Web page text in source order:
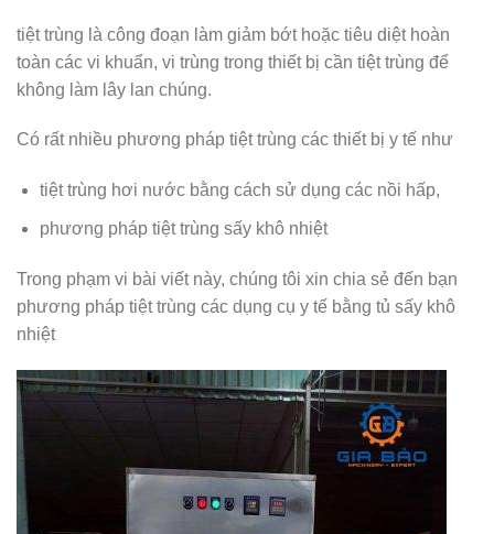
tiệt trùng là công đoạn làm giảm bớt hoặc tiêu diệt hoàn
toàn các vi khuẩn, vi trùng trong thiết bị cần tiệt trùng để
không làm lây lan chúng.
Có rất nhiều phương pháp tiệt trùng các thiết bị y tế như
tiệt trùng hơi nước bằng cách sử dụng các nồi hấp,
phương pháp tiệt trùng sấy khô nhiệt
Trong phạm vi bài viết này, chúng tôi xin chia sẻ đến bạn
phương pháp tiệt trùng các dụng cụ y tế bằng tủ sấy khô
nhiệt